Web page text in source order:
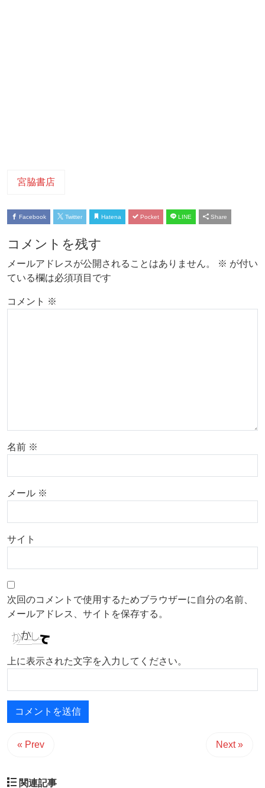
宮脇書店
Facebook Twitter Hatena Pocket LINE Share
コメントを残す
メールアドレスが公開されることはありません。 ※ が付い
ている欄は必須項目です
コメント ※
名前 ※
メール ※
サイト
次回のコメントで使用するためブラウザーに自分の名前、
メールアドレス、サイトを保存する。
上に表示された文字を入力してください。
« Prev Next »
関連記事